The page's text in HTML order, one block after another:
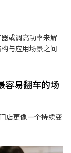
或调高功率来解
与应用场景之间
容易翻车的场
店更像一个持续变